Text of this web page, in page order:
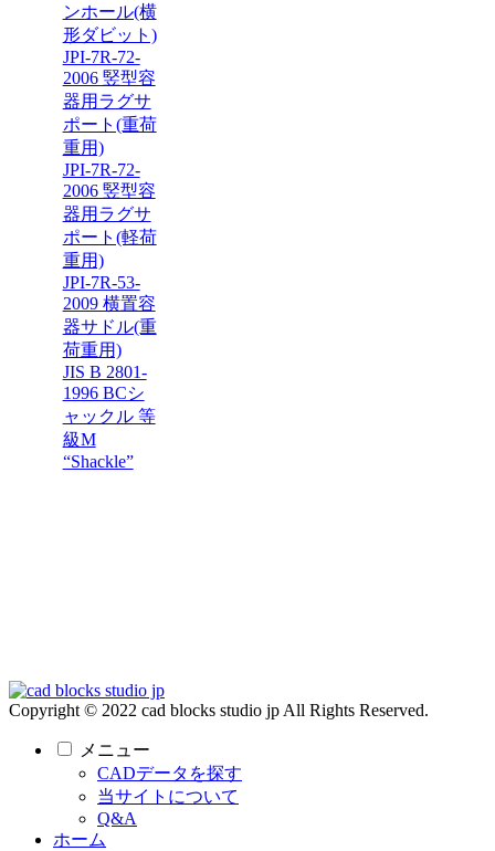
ンホール(横
形ダビット)
JPI-7R-72-
2006 竪型容
器用ラグサ
ポート(重荷
重用)
JPI-7R-72-
2006 竪型容
器用ラグサ
ポート(軽荷
重用)
JPI-7R-53-
2009 横置容
器サドル(重
荷重用)
JIS B 2801-
1996 BCシ
ャックル 等
級M
“Shackle”
Copyright © 2022 cad blocks studio jp All Rights Reserved.
メニュー
CADデータを探す
当サイトについて
Q&A
ホーム